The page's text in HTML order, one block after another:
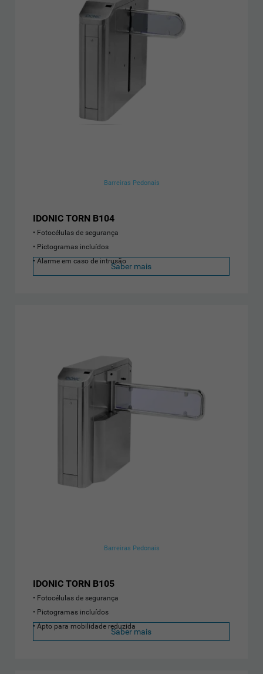
Barreiras Pedonais
IDONIC TORN B104
Fotocélulas de segurança
Pictogramas incluídos
Alarme em caso de intrusão
Saber mais
Barreiras Pedonais
IDONIC TORN B105
Fotocélulas de segurança
Pictogramas incluídos
Apto para mobilidade reduzida
Saber mais